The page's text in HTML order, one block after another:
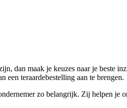
dan maak je keuzes naar je beste
een teraardebestelling aan te brengen.
zo belangrijk. Zij helpen je